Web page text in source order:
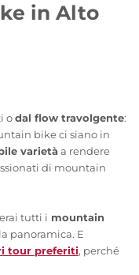
in Alto
odal flow travolgente:
bike ci siano in
varietà a rendere
di mountain
tutti i mountain
panoramica. E
tour preferiti, perché